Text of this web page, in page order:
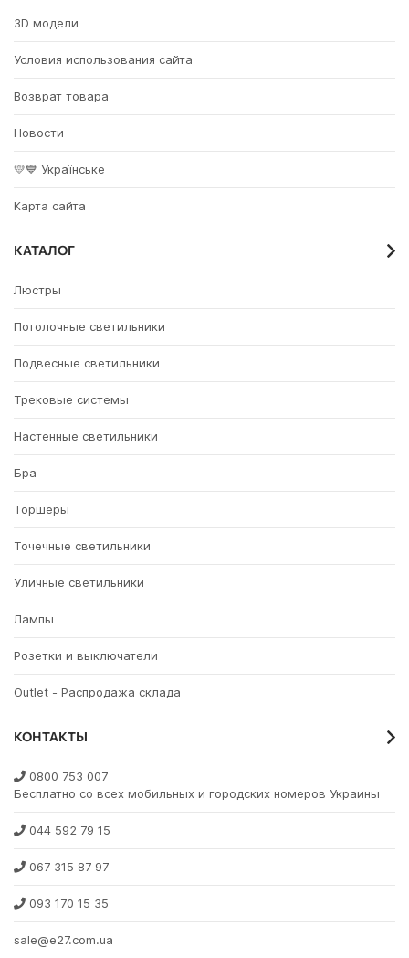
3D модели
Условия использования сайта
Возврат товара
Новости
💛💙 Українське
Карта сайта
КАТАЛОГ
Люстры
Потолочные светильники
Подвесные светильники
Трековые системы
Настенные светильники
Бра
Торшеры
Точечные светильники
Уличные светильники
Лампы
Розетки и выключатели
Outlet - Распродажа склада
КОНТАКТЫ
0800 753 007
Бесплатно со всех мобильных и городских номеров Украины
044 592 79 15
067 315 87 97
093 170 15 35
sale@e27.com.ua